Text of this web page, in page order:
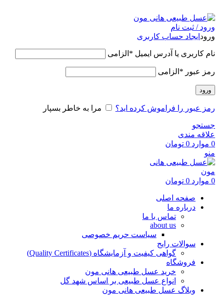
ورود / ثبت نام
ورود ایجاد حساب کاربری
نام کاربری یا آدرس ایمیل * الزامی
رمز عبور * الزامی
ورود
رمز عبور را فراموش کرده اید؟ مرا به خاطر بسپار
جستجو
علاقه مندی
0 موارد 0 تومان
منو
0 موارد 0 تومان
صفحه اصلی
درباره ما
تماس با ما
about us
سیاست حریم خصوصی
سوالات رایج
گواهی کیفیت و آزمایشگاه (Quality Certificates)
فروشگاه
خرید عسل طبیعی هانی مون
انواع عسل طبیعی بر اساس شهد گل
وبلاگ عسل طبیعی هانی مون